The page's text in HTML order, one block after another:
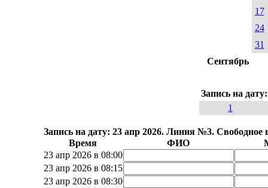
17
24
31
Сентябрь
Запись на
1
Запись на дату: 23 апр 2026. Линия №3. Свободное
Время
ФИО
23 апр 2026 в 08:00
23 апр 2026 в 08:15
23 апр 2026 в 08:30